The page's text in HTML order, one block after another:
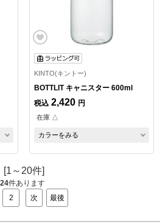
KINTO(キントー)
BOTTLIT キャニスター 600ml
税込 2,420 円
在庫 △
カラーをみる
[1～20件]
24件あります
2 次 最後